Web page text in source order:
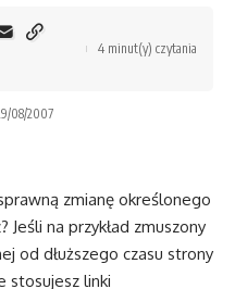
08/2007
4 minut(y) czytania
zmianę określonego
na przykład zmuszony
od dłuższego czasu strony
stosujesz linki